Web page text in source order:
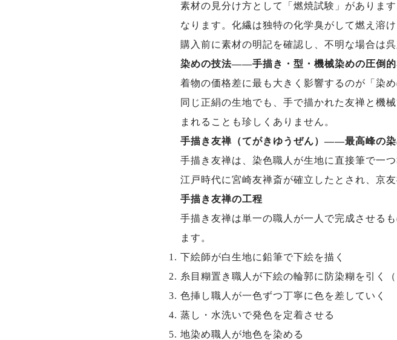
素材の見分け方として「燃焼試験」がありま
なります。化繊は独特の化学臭がして燃え溶け
購入前に素材の明記を確認し、不明な場合は
染めの技法——手描き・型・機械染めの圧倒
着物の価格差に最も大きく影響するのが「染め
同じ正絹の生地でも、手で描かれた友禅と機
まれることも珍しくありません。
手描き友禅（てがきゆうぜん）——最高峰の
手描き友禅は、染色職人が生地に直接筆で一
江戸時代に宮崎友禅斎が確立したとされ、京
手描き友禅の工程
手描き友禅は単一の職人が一人で完成させる
ます。
下絵師が白生地に鉛筆で下絵を描く
糸目糊置き職人が下絵の輪郭に防染糊を引く
色挿し職人が一色ずつ丁寧に色を差していく
蒸し・水洗いで発色を定着させる
地染め職人が地色を染める